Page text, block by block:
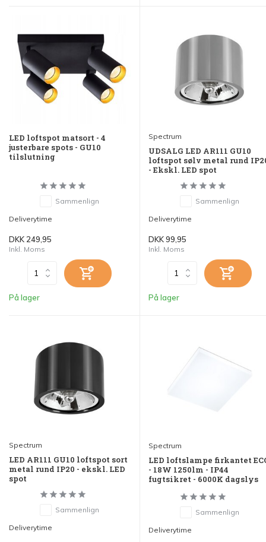
LED loftspot matsort - 4
justerbare spots - GU10
tilslutning
Sammenlign
Deliverytime
DKK 249,95
Inkl. Moms
På lager
Spectrum
UDSALG LED AR111 GU10
loftspot sølv metal rund
- Ekskl. LED spot
Sammenlign
Deliverytime
DKK 99,95
Inkl. Moms
På lager
Spectrum
LED AR111 GU10 loftspot sort
metal rund IP20 - ekskl. LED
spot
Sammenlign
Deliverytime
Spectrum
LED loftslampe firkantet
- 18W 1250lm - IP44
fugtsikret - 6000K dagslys
Sammenlign
Deliverytime